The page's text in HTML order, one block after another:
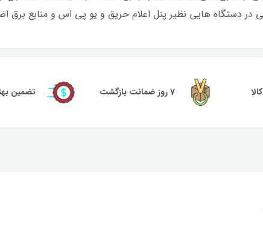
در دستگاه هایی نظیر پنل اعلام حریق و یو پی اس و منابع برق
7 روز ضمانت بازگشت تضمین